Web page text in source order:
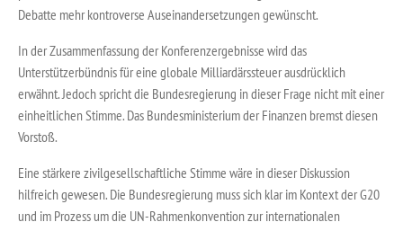
Debatte mehr kontroverse Auseinandersetzungen gewünscht.
In der Zusammenfassung der Konferenzergebnisse wird das
Unterstützerbündnis für eine globale Milliardärssteuer ausdrücklich
erwähnt. Jedoch spricht die Bundesregierung in dieser Frage nicht mit einer
einheitlichen Stimme. Das Bundesministerium der Finanzen bremst diesen
Vorstoß.
Eine stärkere zivilgesellschaftliche Stimme wäre in dieser Diskussion
hilfreich gewesen. Die Bundesregierung muss sich klar im Kontext der G20
und im Prozess um die UN-Rahmenkonvention zur internationalen